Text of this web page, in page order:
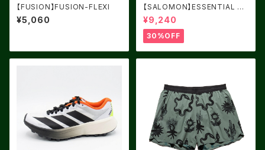
【FUSION】FUSION-FLEXI
¥5,060
【SALOMON】ESSENTIAL LI
GHT WARM NIGHT SKY
¥9,240
30%OFF